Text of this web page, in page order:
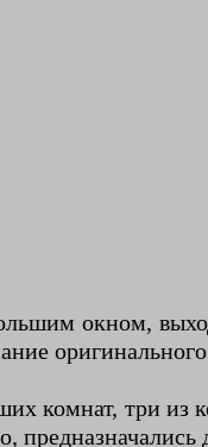
окном,
комнат, три
предназначались